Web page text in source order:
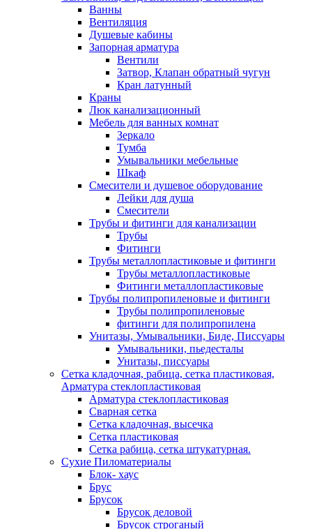
Ванны
Вентиляция
Душевые кабины
Запорная арматура
Вентили
Затвор, Клапан обратный чугун
Кран латунный
Краны
Люк канализационный
Мебель для ванных комнат
Зеркало
Тумба
Умывальники мебельные
Шкаф
Смесители и душевое оборудование
Лейки для душа
Смесители
Трубы и фитинги для канализации
Трубы
Фитинги
Трубы металлопластиковые и фитинги
Трубы металлопластиковые
Фитинги металлопластиковые
Трубы полипропиленовые и фитинги
Трубы полипропиленовые
фитинги для полипропилена
Унитазы, Умывальники, Биде, Писсуары
Умывальники, пьедесталы
Унитазы, писсуары
Сетка кладочная, рабица, сетка пластиковая,
Арматура стеклопластиковая
Арматура стеклопластиковая
Сварная сетка
Сетка кладочная, высечка
Сетка пластиковая
Сетка рабица, сетка штукатурная.
Сухие Пиломатериалы
Блок- хаус
Брус
Брусок
Брусок деловой
Брусок строганый